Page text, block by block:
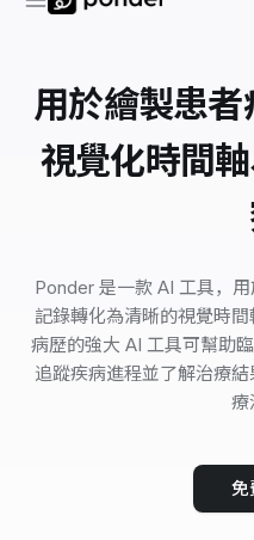
用於繪製患者
視覺化時間
Ponder 是一款 AI 工具，
記錄轉化為清晰的視覺時
病歷的強大 AI 工具可幫助
追蹤疾病進程並了解治療
療
免